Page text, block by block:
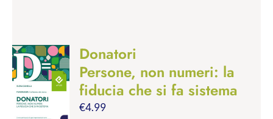
Donatori
Persone, non numeri: la
fiducia che si fa sistema
€4.99